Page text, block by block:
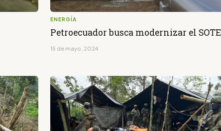
ENERGÍA
Petroecuador busca modernizar el SOTE
15 de mayo, 2024